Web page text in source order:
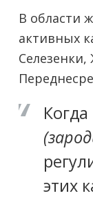
В области
активных
Селезенки,
этих